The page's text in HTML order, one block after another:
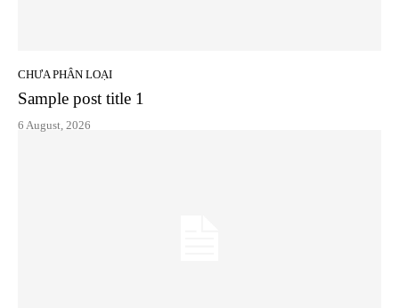
CHƯA PHÂN LOẠI
Sample post title 1
6 August, 2026